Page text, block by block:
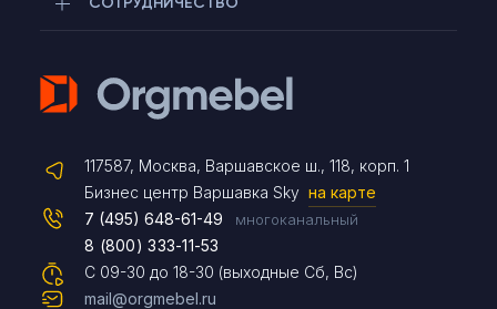
117587, Москва, Варшавское ш., 118, корп. 1
Бизнес центр Варшавка Sky на карте
С 09-30 до 18-30 (выходные Сб, Вс)
7 (495) 648-61-49 многоканальный
8 (800) 333-11-53
mail@orgmebel.ru
Telegram
Max
Чат на сайте